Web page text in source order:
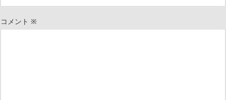
コメント ※